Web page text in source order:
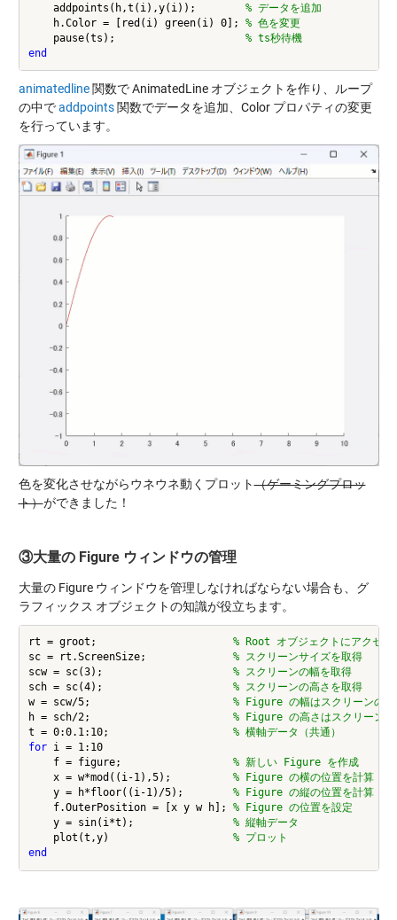
    addpoints(h,t(i),y(i));
% データを追加
    h.Color = [red(i) green(i) 0];
% 色を変更
    pause(ts);
% ts秒待機
animatedline関数で AnimatedLine オブジェクトを作り、ループ
の中でaddpoints関数でデータを追加、Color プロパティの変更
を行っています。
色を変化させながらウネウネ動くプロット（ゲーミングプロッ
ト）ができました！
③大量の Figure ウィンドウの管理
大量の Figure ウィンドウを管理しなければならない場合も、グ
ラフィックス オブジェクトの知識が役立ちます。
rt = groot; % Root オブジェクトにアクセス
sc = rt.ScreenSize; % スクリーンサイズを取得
scw = sc(3); % スクリーンの幅を取得
sch = sc(4); % スクリーンの高さを取得
w = scw/5; % Figure の幅はスクリーンの5
h = sch/2; % Figure の高さはスクリーンの
t = 0:0.1:10; % 横軸データ（共通）
for i = 1:10
    f = figure;
% 新しい Figure を作成
    x = w*mod((i-1),5);
% Figure の横の位置を計算
    y = h*floor((i-1)/5);
% Figure の縦の位置を計算
    f.OuterPosition = [x y w h];
% Figure の位置を設定
    y = sin(i*t);
% 縦軸データ
    plot(t,y)
% プロット
end